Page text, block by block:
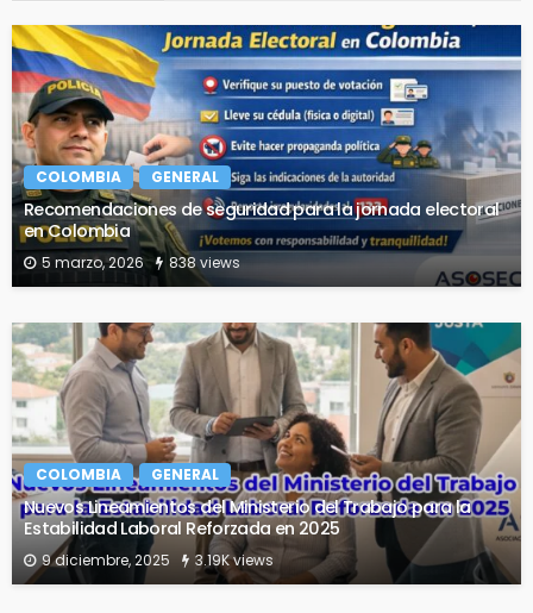
COLOMBIA GENERAL
Recomendaciones de seguridad para la jornada electoral
en Colombia
5 marzo, 2026 838 views
COLOMBIA GENERAL
Nuevos Lineamientos del Ministerio del Trabajo para la
Estabilidad Laboral Reforzada en 2025
9 diciembre, 2025 3.19K views